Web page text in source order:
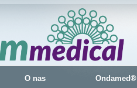
O nas Ondamed®